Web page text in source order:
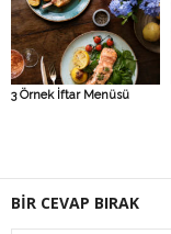
3 Örnek İftar Menüsü
BİR CEVAP BIRAK